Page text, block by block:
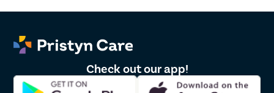
Care महिला स्वास्थ्य का पूरा ख़याल रखता है और उसके पास दिल्ली के
सर्वश्रेष्ठ स्त्री रोग विशेषज्ञ हैं, जिन्हें गर्भपात करने का बहुत दिनों का
अनुभव है। इसके अलावा गर्भपात वाले दिन महिला को अस्पताल या
क्लीनिक लाने के लिए मुफ्त सेवा दी जाती है। हर काम स्वछता और सुरक्षा
Check out our app!